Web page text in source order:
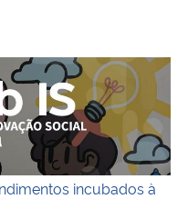
incubados à
incubados à